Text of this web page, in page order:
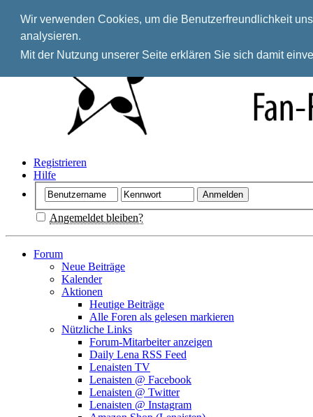
Wir verwenden Cookies, um die Benutzerfreundlichkeit
analysieren.
Mit der Nutzung unserer Seite erklären Sie sich damit
Registrieren
Hilfe
Angemeldet bleiben?
Forum
Neue Beiträge
Kalender
Aktionen
Heutige Beiträge
Alle Foren als gelesen markieren
Nützliche Links
Forum-Mitarbeiter anzeigen
Daily Lena RSS Feed
Lenaisten TV
Lenaisten @ Facebook
Lenaisten @ Twitter
Lenaisten @ Instagram